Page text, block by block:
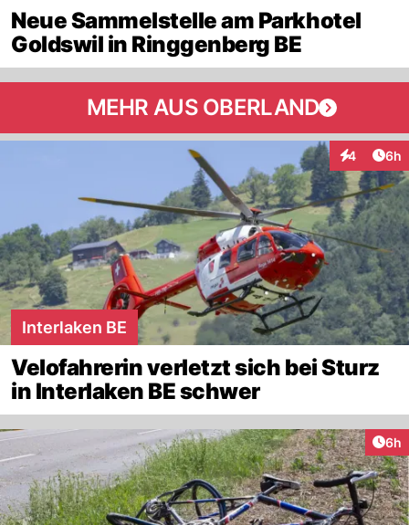
Neue Sammelstelle am Parkhotel
Goldswil in Ringgenberg BE
MEHR AUS OBERLAND
4 6h
Interlaken BE
Velofahrerin verletzt sich bei Sturz
in Interlaken BE schwer
6h